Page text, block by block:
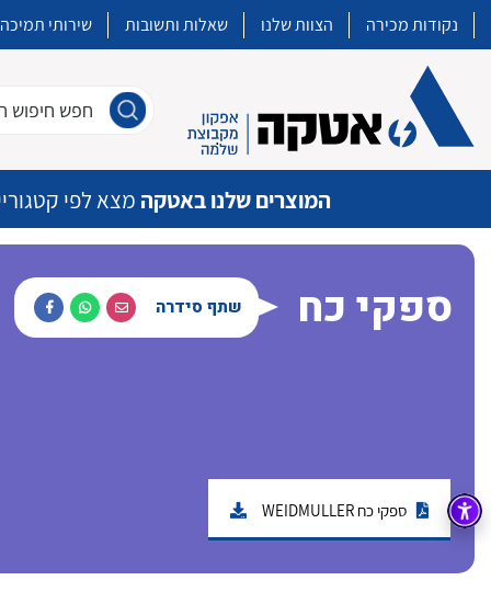
נקודות מכירה הצוות שלנו שאלות ותשובות שירותי תמיכה
חפש חיפוש
המוצרים שלנו באטקה מצא לפי
איכות | שרות | זמינות
חשמל מיתוג ואינסטלציה חשמלית
בקרה
זיווד קופסאות וארונות לחשמל, בקרה ואלקטרוניקה
ספקי כח שתף סידרה
ספקי כח WEIDMULLER